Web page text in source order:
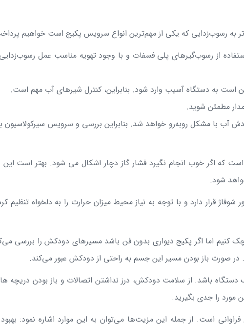
به رسوب‌زدایی که یکی از مهم‌ترین انواع سرویس پکیج است خواهیم
از رسوب‌گیرهای پلی فسفات و با وجود تهویه مناسب عمل رسوب‌زدایی
آب با مشکل روبه‌رو خواهد شد. بنابراین بررسی و سرویس
که اگر خوب انجام نگیرد فشار گاز دچار اشکال می شود. بهتر است
شود.
شوفاژ قرار دارد و با توجه به نیاز محیط میزان حرارت را به دلخواه
کنیم اما اگر پکیج دیواری بدون فن باشد مسیرهای دودکش را بررسی
صورت باز بودن مسیر این جسم به راحتی از دودکش عبور می‌کند.
باشد. از سلامت دودکش، درز نداشتن اتصالات و باز بودن دریچه
مورد را جدی بگیرید.
است. از جمله این مزیت‌ها می‌توان به این موارد اشاره نمود: